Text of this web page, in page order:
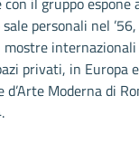
personali nel
privati, in Europa
Moderna di